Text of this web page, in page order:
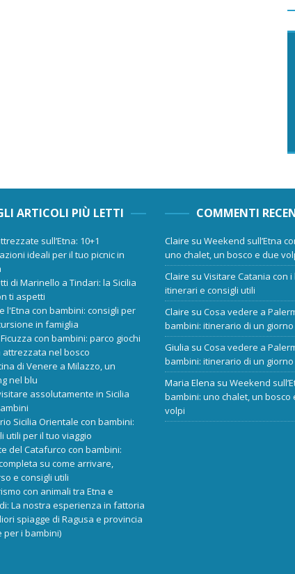
ARTICOLI PIÙ LETTI
sull’Etna: 10+1
ideali per il tuo picnic in
di Marinello a Tindari: la Sicilia
ti aspetti
l'Etna con bambini: consigli per
in famiglia
con bambini: parco giochi
attrezzata nel bosco
di Venere a Milazzo, un
nel blu
assolutamente in Sicilia
Sicilia Orientale con bambini:
utili per il tuo viaggio
del Catafurco con bambini:
su come arrivare,
e consigli utili
con animali tra Etna e
La nostra esperienza in fattoria
spiagge di Ragusa e provincia
per i bambini)
COMMENTI
Claire suWeekend sull’Etna
uno chalet, un bosco e due
Claire suVisitare Catania con i
itinerari e consigli utili
Claire suCosa vedere a
bambini: itinerario di un giorno
Giulia suCosa vedere a
bambini: itinerario di un giorno
Maria Elena suWeekend
bambini: uno chalet, un bosco
volpi